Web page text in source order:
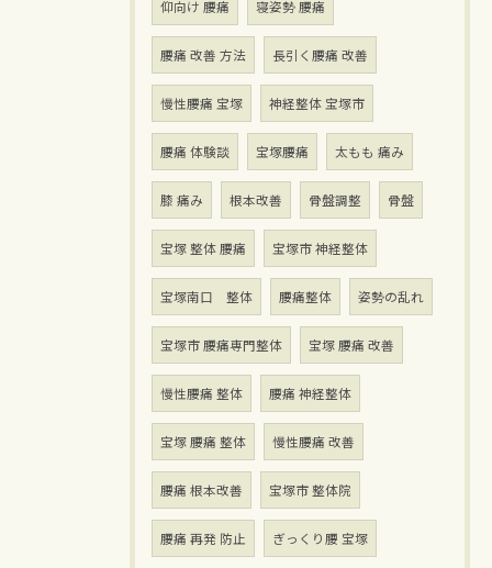
仰向け 腰痛 寝姿勢 腰痛
腰痛 改善 方法 長引く腰痛 改善
慢性腰痛 宝塚 神経整体 宝塚市
腰痛 体験談 宝塚腰痛 太もも 痛み
膝 痛み 根本改善 骨盤調整 骨盤
宝塚 整体 腰痛 宝塚市 神経整体
宝塚南口 整体 腰痛整体 姿勢の乱れ
宝塚市 腰痛専門整体 宝塚 腰痛 改善
慢性腰痛 整体 腰痛 神経整体
宝塚 腰痛 整体 慢性腰痛 改善
腰痛 根本改善 宝塚市 整体院
腰痛 再発 防止 ぎっくり腰 宝塚